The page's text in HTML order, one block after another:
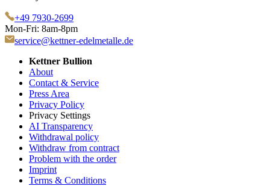
+49 7930-2699
Mon-Fri: 8am-8pm
service@kettner-edelmetalle.de
Kettner Bullion
About
Contact & Service
Press Area
Privacy Policy
Privacy Settings
AI Transparency
Withdrawal policy
Withdraw from contract
Problem with the order
Imprint
Terms & Conditions